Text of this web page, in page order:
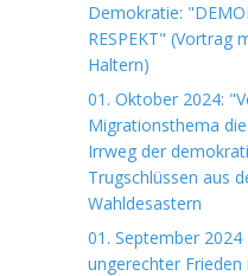
Demokratie:
RESPEKT" (Vortrag
Haltern)
01. Oktober 2024:
Migrationsthema
Irrweg der
Trugschlüssen aus
Wahldesastern
01. September 2024
ungerechter